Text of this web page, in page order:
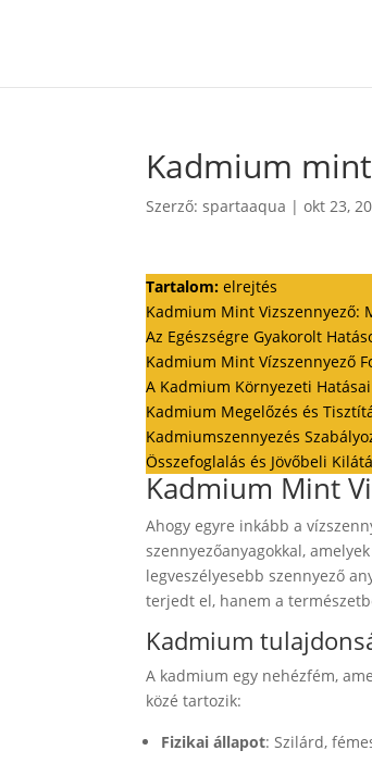
Kadmium
Szerző:spartaaqua |okt 23,
Tartalom:elrejtés
Kadmium Mint Vizszennyező:
Az Egészségre Gyakorolt
Kadmium Mint Vízszennyező
A Kadmium Környezeti Hatásai
Kadmium Megelőzés és
Kadmiumszennyezés
Összefoglalás és Jövőbeli
Kadmium Mint
Ahogy egyre inkább a
szennyezőanyagokkal,
legveszélyesebb szennyező
terjedt el, hanem a
Kadmium
A kadmium egy nehézfém,
közé tartozik:
Fizikai állapot: Szilárd,